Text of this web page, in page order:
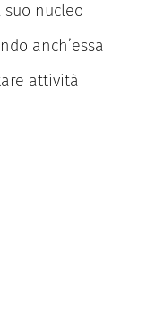
nucleo
anch’essa
attività